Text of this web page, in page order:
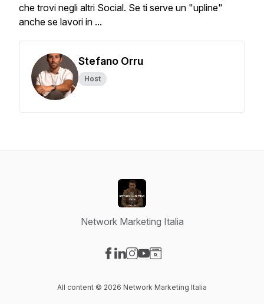
che trovi negli altri Social. Se ti serve un "upline"
anche se lavori in ...
Stefano Orru
Host
Network Marketing Italia
All content © 2026 Network Marketing Italia